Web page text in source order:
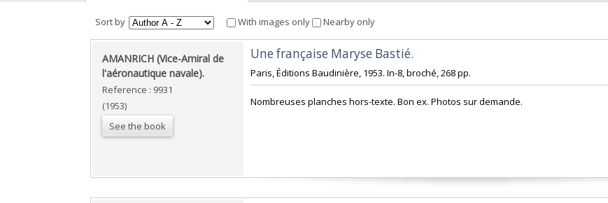
Sort by With images only Nearby only
‎AMANRICH (Vice-Amiral de
l'aéronautique navale).‎
Reference : 9931
(1953)
See the book
‎Une française Maryse Bastié.‎
‎Paris, Éditions Baudinière, 1953. In-8, broché, 268 pp. ‎
‎Nombreuses planches hors-texte. Bon ex. Photos sur demande.‎